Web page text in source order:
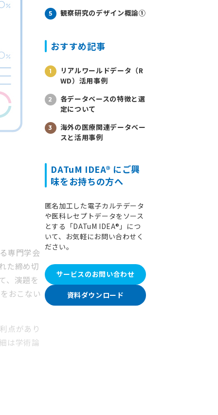
専門学会
た締め切
、演題を
おこない
点があり
は学術論
観察研究のデザイン概論①
おすすめ記事
リアルワールドデータ（R
WD）活用事例
各データベースの特徴と選
定について
海外の医療関連データベー
スと活用事例
DATuM IDEA® にご興
味をお持ちの方へ
匿名加工した電子カルテデータ
や医科レセプトデータをソース
とする「DATuM IDEA®」につ
いて、お気軽にお問い合わせく
ださい。
サービスのお問い合わせ
資料ダウンロード